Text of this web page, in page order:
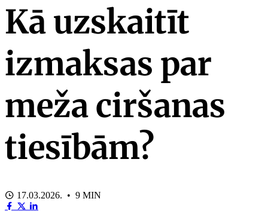
Kā uzskaitīt
izmaksas par
meža ciršanas
tiesībām?
17.03.2026. • 9 MIN